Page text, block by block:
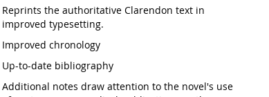
Reprints the authoritative Clarendon text in
improved typesetting.
Improved chronology
Up-to-date bibliography
Additional notes draw attention to the novel's use